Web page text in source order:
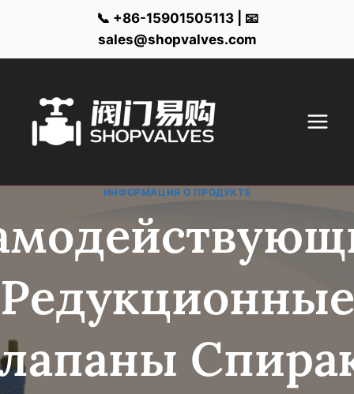
📞 +86-15901505113 | 📧
sales@shopvalves.com
контенту
ИНФОРМАЦИЯ О ПРОДУКТЕ
Редукционные